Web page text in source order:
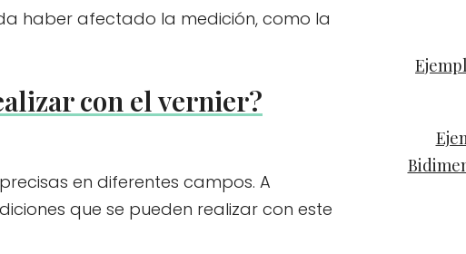
haber afectado la medición, como la
con el vernier?
en diferentes campos. A
que se pueden realizar con este